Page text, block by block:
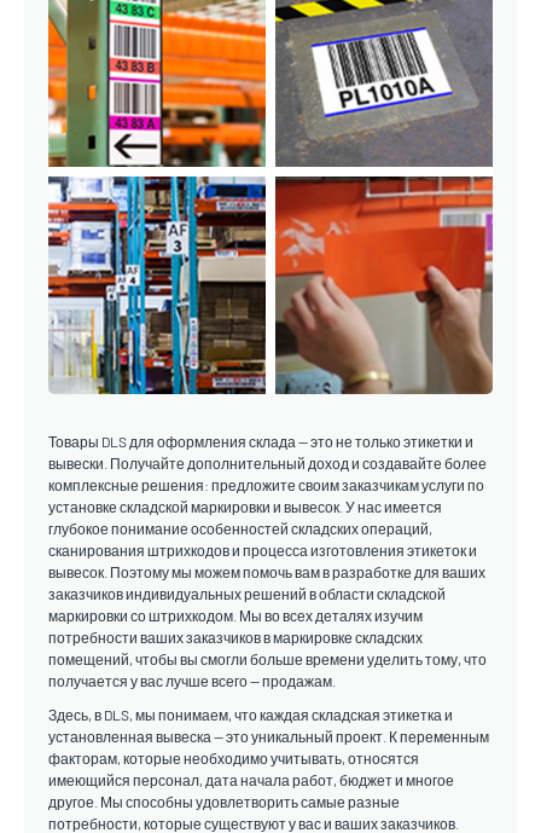
Товары DLS для оформления склада — это не только этикетки и
вывески. Получайте дополнительный доход и создавайте более
комплексные решения: предложите своим заказчикам услуги по
установке складской маркировки и вывесок. У нас имеется
глубокое понимание особенностей складских операций,
сканирования штрихкодов и процесса изготовления этикеток и
вывесок. Поэтому мы можем помочь вам в разработке для ваших
заказчиков индивидуальных решений в области складской
маркировки со штрихкодом. Мы во всех деталях изучим
потребности ваших заказчиков в маркировке складских
помещений, чтобы вы смогли больше времени уделить тому, что
получается у вас лучше всего — продажам.
Здесь, в DLS, мы понимаем, что каждая складская этикетка и
установленная вывеска — это уникальный проект. К переменным
факторам, которые необходимо учитывать, относятся
имеющийся персонал, дата начала работ, бюджет и многое
другое. Мы способны удовлетворить самые разные
потребности, которые существуют у вас и ваших заказчиков.